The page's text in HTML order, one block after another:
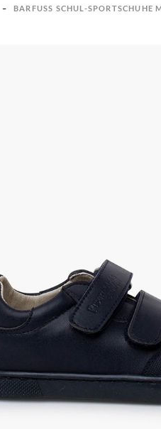
BARFUSS SCHUL-SPORTSCHUHE